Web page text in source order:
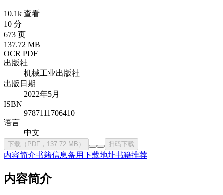
10.1k 查看
10 分
673 页
137.72 MB
OCR PDF
出版社
机械工业出版社
出版日期
2022年5月
ISBN
9787111706410
语言
中文
下载（PDF，137.72 MB） 扫码下载
内容简介书籍信息备用下载地址书籍推荐
内容简介